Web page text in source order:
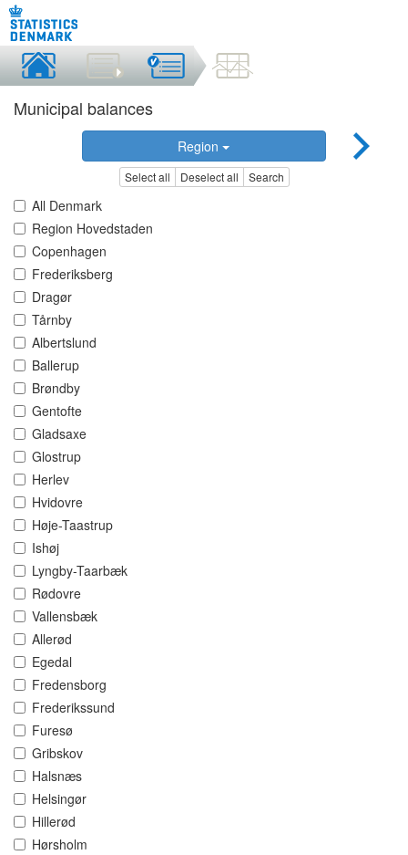
Municipal balances
Region
Select all Deselect all Search
All Denmark
Region Hovedstaden
Copenhagen
Frederiksberg
Dragør
Tårnby
Albertslund
Ballerup
Brøndby
Gentofte
Gladsaxe
Glostrup
Herlev
Hvidovre
Høje-Taastrup
Ishøj
Lyngby-Taarbæk
Rødovre
Vallensbæk
Allerød
Egedal
Fredensborg
Frederikssund
Furesø
Gribskov
Halsnæs
Helsingør
Hillerød
Hørsholm